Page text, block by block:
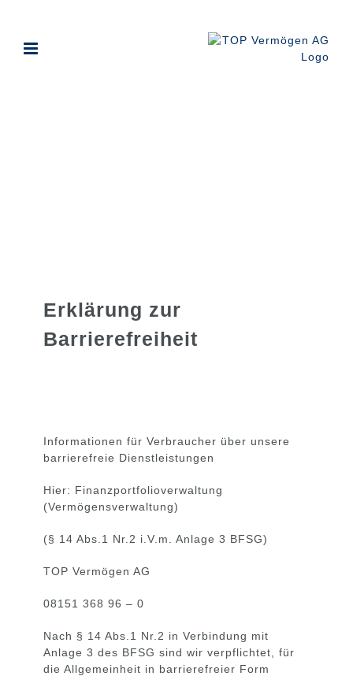
springen
Erklärung zur
Barrierefreiheit
Informationen für Verbraucher über unsere
barrierefreie Dienstleistungen
Hier: Finanzportfolioverwaltung
(Vermögensverwaltung)
(§ 14 Abs.1 Nr.2 i.V.m. Anlage 3 BFSG)
TOP Vermögen AG
08151 368 96 – 0
Nach § 14 Abs.1 Nr.2 in Verbindung mit
Anlage 3 des BFSG sind wir verpflichtet, für
die Allgemeinheit in barrierefreier Form